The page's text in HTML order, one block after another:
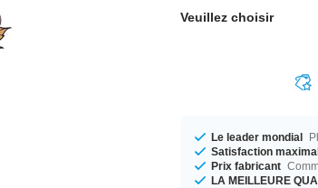
Veuillez choisir
Le leader mondial
Satisfaction
Prix fabricant
LA MEILLEURE